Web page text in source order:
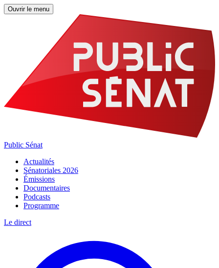
Ouvrir le menu
Public Sénat
Actualités
Sénatoriales 2026
Émissions
Documentaires
Podcasts
Programme
Le direct